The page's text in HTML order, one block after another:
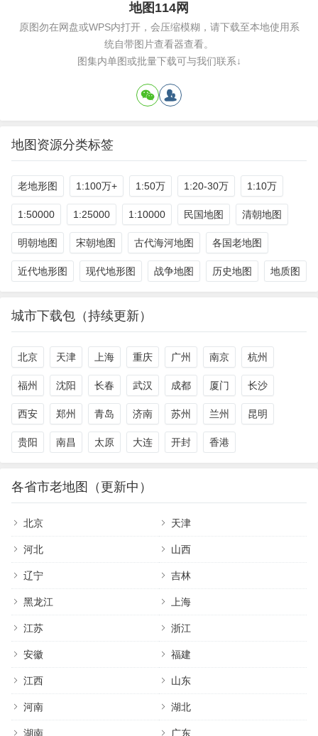
地图114网
原图勿在网盘或WPS内打开，会压缩模糊，请下载至本地使用系
统自带图片查看器查看。
图集内单图或批量下载可与我们联系↓
地图资源分类标签
老地形图 1:100万+ 1:50万 1:20-30万 1:10万
1:50000 1:25000 1:10000 民国地图 清朝地图
明朝地图 宋朝地图 古代海河地图 各国老地图
近代地形图 现代地形图 战争地图 历史地图 地质图
城市下载包（持续更新）
北京 天津 上海 重庆 广州 南京 杭州
福州 沈阳 长春 武汉 成都 厦门 长沙
西安 郑州 青岛 济南 苏州 兰州 昆明
贵阳 南昌 太原 大连 开封 香港
各省市老地图（更新中）
北京 天津
河北 山西
辽宁 吉林
黑龙江 上海
江苏 浙江
安徽 福建
江西 山东
河南 湖北
湖南 广东